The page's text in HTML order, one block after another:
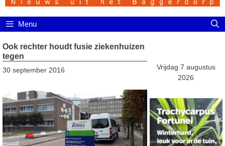
Menu
Ook rechter houdt fusie ziekenhuizen
tegen
30 september 2016
Vrijdag 7 augustus
2026